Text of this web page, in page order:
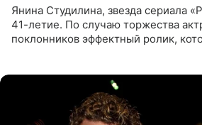
Янина Студилина, звезда сериала
41-летие. По случаю торжества
поклонников эффектный ролик,